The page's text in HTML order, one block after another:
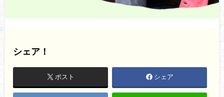
シェア！
ポスト シェア